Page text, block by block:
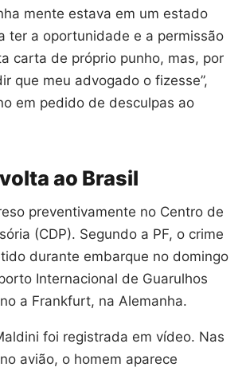
mente estava em um estado
ter a oportunidade e a permissão
carta de próprio punho, mas, por
que meu advogado o fizesse”,
em pedido de desculpas ao
ao Brasil
preventivamente no Centro de
(CDP). Segundo a PF, o crime
durante embarque no domingo
Internacional de Guarulhos
a Frankfurt, na Alemanha.
foi registrada em vídeo. Nas
avião, o homem aparece